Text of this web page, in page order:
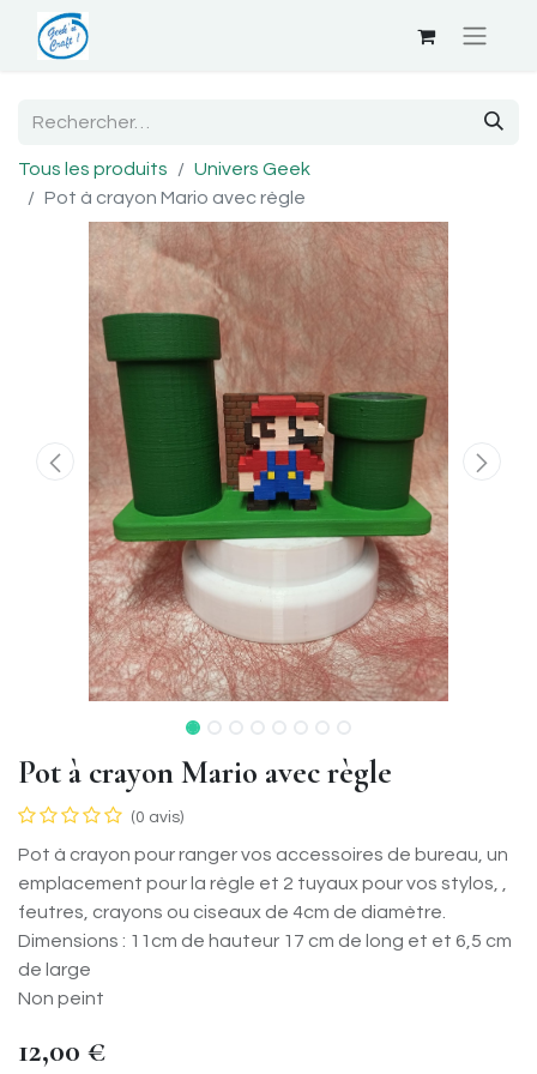
Tous les produits
Univers Geek
Pot à crayon Mario avec règle
Pot à crayon Mario avec règle
(0 avis)
Pot à crayon pour ranger vos accessoires de bureau, un
emplacement pour la règle et 2 tuyaux pour vos stylos, ,
feutres, crayons ou ciseaux de 4cm de diamètre.
Dimensions : 11cm de hauteur 17 cm de long et et 6,5 cm
de large
Non peint
12,00 €